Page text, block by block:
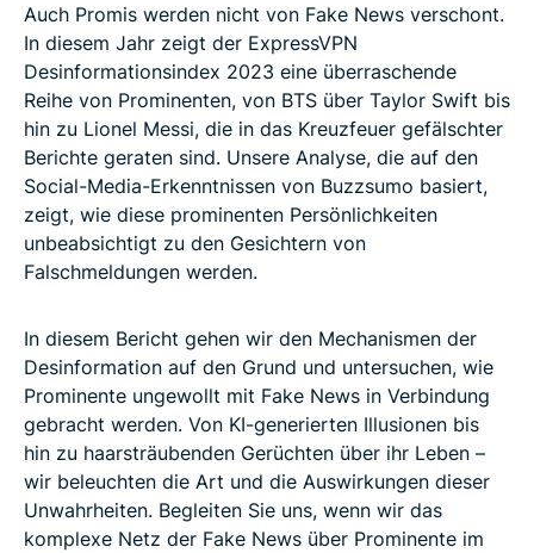
Auch Promis werden nicht von Fake News verschont.
In diesem Jahr zeigt der ExpressVPN
Desinformationsindex 2023 eine überraschende
Reihe von Prominenten, von BTS über Taylor Swift bis
hin zu Lionel Messi, die in das Kreuzfeuer gefälschter
Berichte geraten sind. Unsere Analyse, die auf den
Social-Media-Erkenntnissen von Buzzsumo basiert,
zeigt, wie diese prominenten Persönlichkeiten
unbeabsichtigt zu den Gesichtern von
Falschmeldungen werden.
In diesem Bericht gehen wir den Mechanismen der
Desinformation auf den Grund und untersuchen, wie
Prominente ungewollt mit Fake News in Verbindung
gebracht werden. Von KI-generierten Illusionen bis
hin zu haarsträubenden Gerüchten über ihr Leben –
wir beleuchten die Art und die Auswirkungen dieser
Unwahrheiten. Begleiten Sie uns, wenn wir das
komplexe Netz der Fake News über Prominente im